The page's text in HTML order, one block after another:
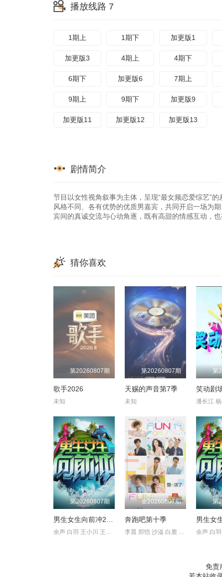
播放线路 7
1期上 1期下 加更版1
加更版3 4期上 4期下
6期下 加更版6 7期上
9期上 9期下 加更版9
加更版11 加更版12 加更版13
剧情简介
节目以女性视角叙事为主体，呈现“最女频恋爱综艺”
风格不同、各有优势的优质男嘉宾，共同开启一场为
宾间的真诚交流与心动角逐，既有高甜的情感互动，也
猜你喜欢
第20260807期
歌手2026
未知
第20260807期
天赐的声音第7季
未知
第
笑动剧
第20260807期 全20260807期
奔跑吧第十季
第
男生女
免责